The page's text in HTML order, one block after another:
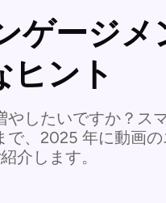
ゲージメ
ヒント
したいですか？ス
、2025 年に動画
介します。